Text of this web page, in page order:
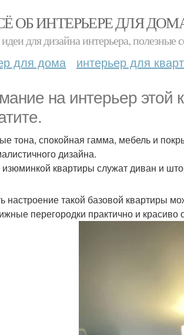
ОБ ИНТЕРЬЕРЕ ДЛЯ
для дизайна интерьера, полезные
для дома интерьер для
на интерьер этой
тона, спокойная гамма, мебель и
дизайна.
квартиры служат диван и
настроение такой базовой квартиры
перегородки практично и красиво